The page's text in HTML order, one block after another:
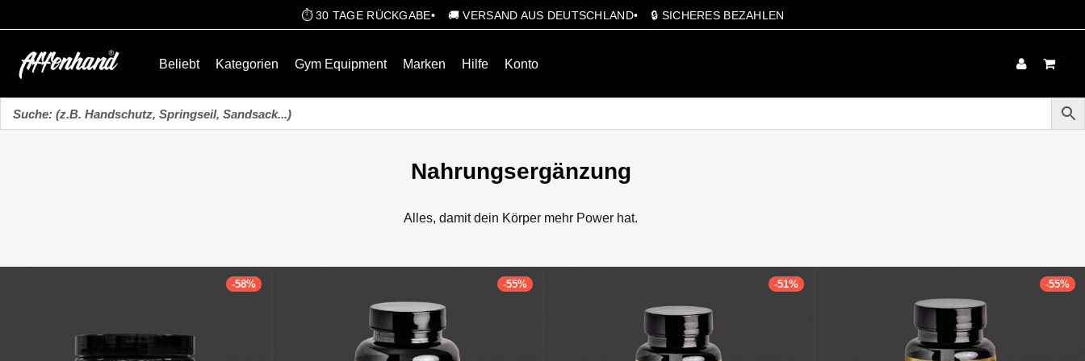
⏱️ 30 TAGE RÜCKGABE 🚚 VERSAND AUS DEUTSCHLAND 🔒 SICHERES BEZAHLEN
Beliebt Kategorien Gym Equipment Marken Hilfe Konto
Nahrungsergänzung
Alles, damit dein Körper mehr Power hat.
-58% -55% -51% -55%